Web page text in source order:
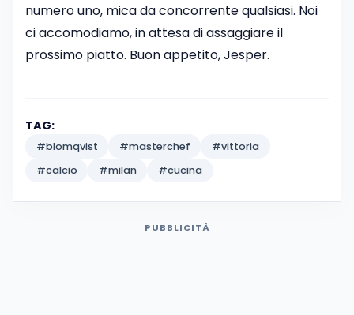
numero uno, mica da concorrente qualsiasi. Noi
ci accomodiamo, in attesa di assaggiare il
prossimo piatto. Buon appetito, Jesper.
TAG:
#blomqvist #masterchef
#vittoria
#calcio
#milan #cucina
PUBBLICITÀ